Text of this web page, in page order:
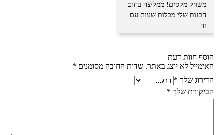
דורג5מתוך
5
משחק מקסים! ממליצה בחום
הבנות שלי מבלות שעות עם
זה
הוסף חוות דעת
האימייל לא יוצג באתר. שדות החובה מסומנים *
הדירוג שלך *
הביקורת שלך *